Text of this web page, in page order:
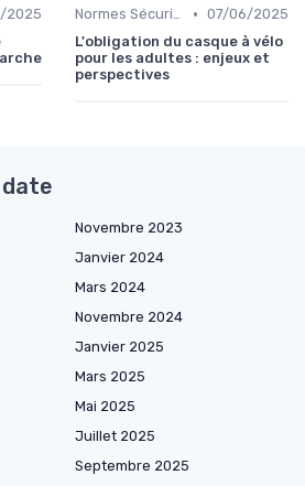
2025
Normes Sécurité • 07/06/2025
L'obligation du casque à vélo
pour les adultes : enjeux et
perspectives
Novembre 2023
Janvier 2024
Mars 2024
Novembre 2024
Janvier 2025
Mars 2025
Mai 2025
Juillet 2025
Septembre 2025